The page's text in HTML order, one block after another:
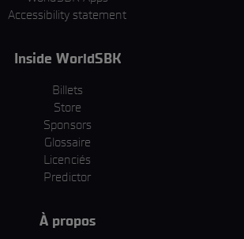
Accessibility statement
Inside WorldSBK
Billets
Store
Sponsors
Glossaire
Licenciés
Predictor
À propos